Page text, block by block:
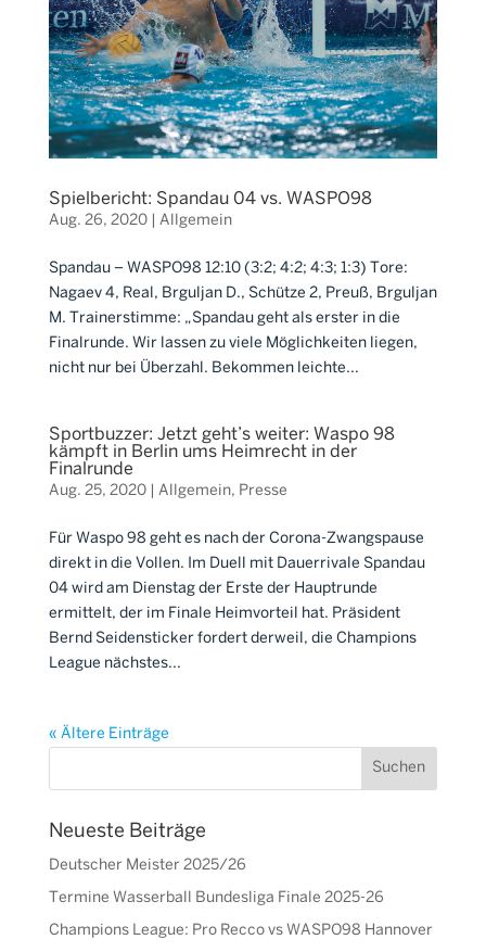
Spielbericht: Spandau 04 vs. WASPO98
Aug. 26, 2020| Allgemein
Spandau – WASPO98 12:10 (3:2; 4:2; 4:3; 1:3) Tore:
Nagaev 4, Real, Brguljan D., Schütze 2, Preuß, Brguljan
M. Trainerstimme: „Spandau geht als erster in die
Finalrunde. Wir lassen zu viele Möglichkeiten liegen,
nicht nur bei Überzahl. Bekommen leichte...
Sportbuzzer: Jetzt geht’s weiter: Waspo 98
kämpft in Berlin ums Heimrecht in der
Finalrunde
Aug. 25, 2020| Allgemein, Presse
Für Waspo 98 geht es nach der Corona-Zwangspause
direkt in die Vollen. Im Duell mit Dauerrivale Spandau
04 wird am Dienstag der Erste der Hauptrunde
ermittelt, der im Finale Heimvorteil hat. Präsident
Bernd Seidensticker fordert derweil, die Champions
League nächstes...
« Ältere Einträge
Neueste Beiträge
Deutscher Meister 2025/26
Termine Wasserball Bundesliga Finale 2025-26
Champions League: Pro Recco vs WASPO98 Hannover